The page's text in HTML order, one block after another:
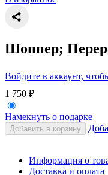
Шоппер;
Войдите в аккаунт,
1 750 ₽
Намекнуть о подарке
Добавить в корзину
Информация о
Доставка и оплата